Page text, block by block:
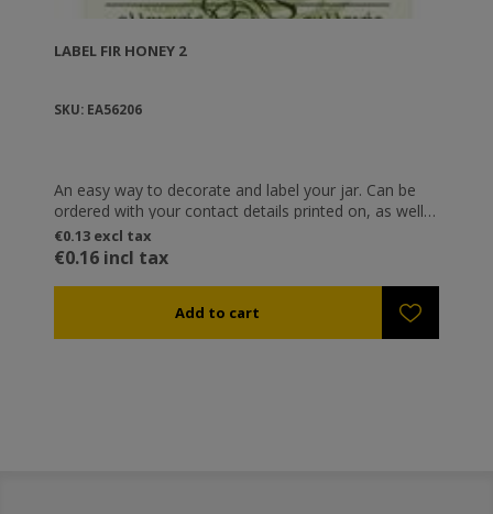
LABEL FIR HONEY 2
SKU: EA56206
An easy way to decorate and label your jar. Can be
ordered with your contact details printed on, as well
as capacity and expiration date.
€0.13 excl tax
€0.16 incl tax